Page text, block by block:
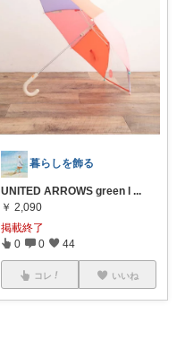
暮らしを飾る
UNITED ARROWS green l ...
￥ 2,090
掲載終了
0 0 44
コレ いいね